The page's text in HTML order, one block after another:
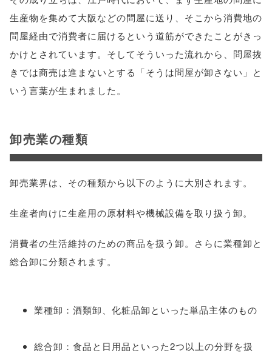
生産物を集めて大阪などの問屋に送り、そこから消費地の
問屋経由で消費者に届けるという道筋ができたことがきっ
かけとされています。そしてそういった流れから、問屋抜
きでは商売は進まないとする「そうは問屋が卸さない」と
いう言葉が生まれました。
卸売業の種類
卸売業界は、その種類から以下のように大別されます。
生産者向けに生産用の原材料や機械設備を取り扱う卸。
消費者の生活維持のための商品を扱う卸。さらに業種卸と
総合卸に分類されます。
業種卸：酒類卸、化粧品卸といった単品主体のもの
総合卸：食品と日用品といった2つ以上の分野を扱